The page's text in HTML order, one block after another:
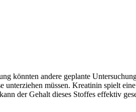
könnten andere geplante
müssen. Kreatinin spielt
der Gehalt dieses Stoffes effektiv